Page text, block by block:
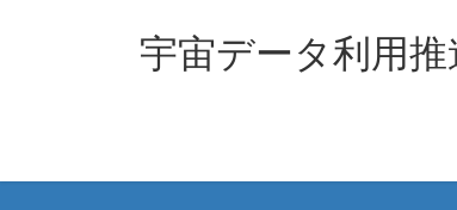
ス
ン
宇宙データ利用推